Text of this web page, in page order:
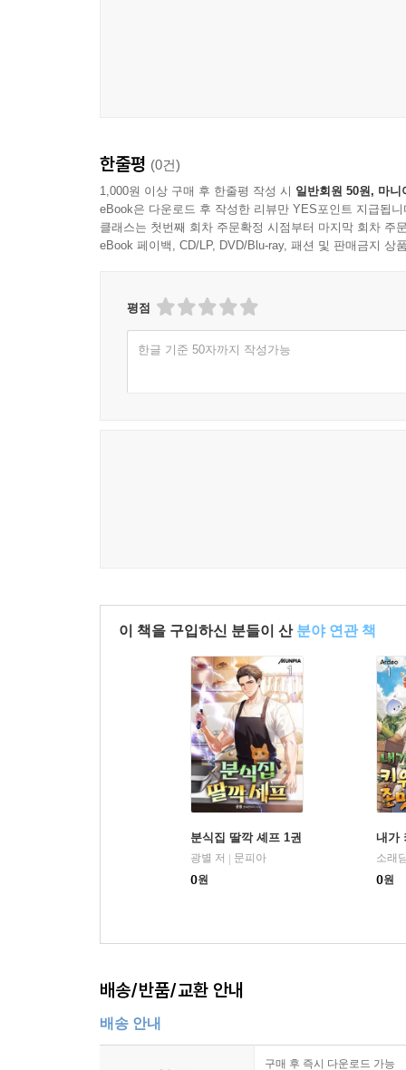
한줄평 (0건)
1,000원 이상 구매 후 한줄평 작성 시 일반회원 50원, 마니
eBook은 다운로드 후 작성한 리뷰만 YES포인트 지급됩니
클래스는 첫번째 회차 주문확정 시점부터 마지막 회차 주
eBook 페이백, CD/LP, DVD/Blu-ray, 패션 및 판매금지 상
평점
한글 기준 50자까지 작성가능
이 책을 구입하신 분들이 산 분야 연관 책
분식집 딸깍 셰프 1권
광별 저 | 문피아
0원
내가
소래
0원
배송/반품/교환 안내
배송 안내
구매 후 즉시 다운로드 가능